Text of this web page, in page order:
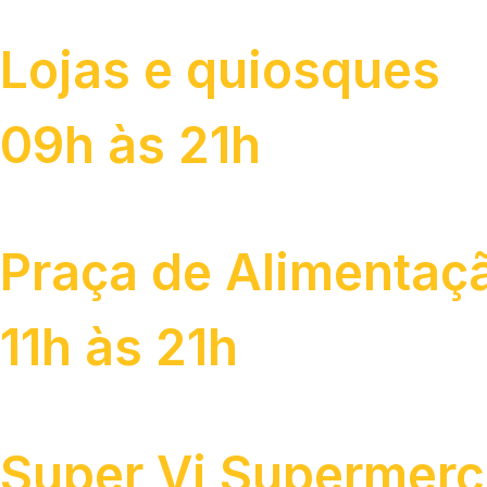
Lojas e quiosques
09h às 21h
Praça de
11h às 21h
Super Vi